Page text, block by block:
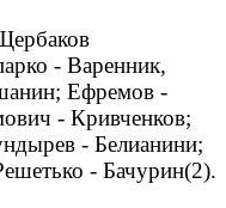
- Варенник,
Ефремов -
- Кривченков;
- Белианини;
- Бачурин(2).